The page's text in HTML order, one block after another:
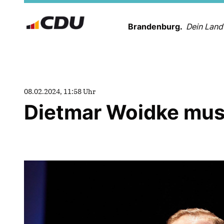
Brandenburg. Dein
08.02.2024, 11:58 Uhr
Dietmar Woidke